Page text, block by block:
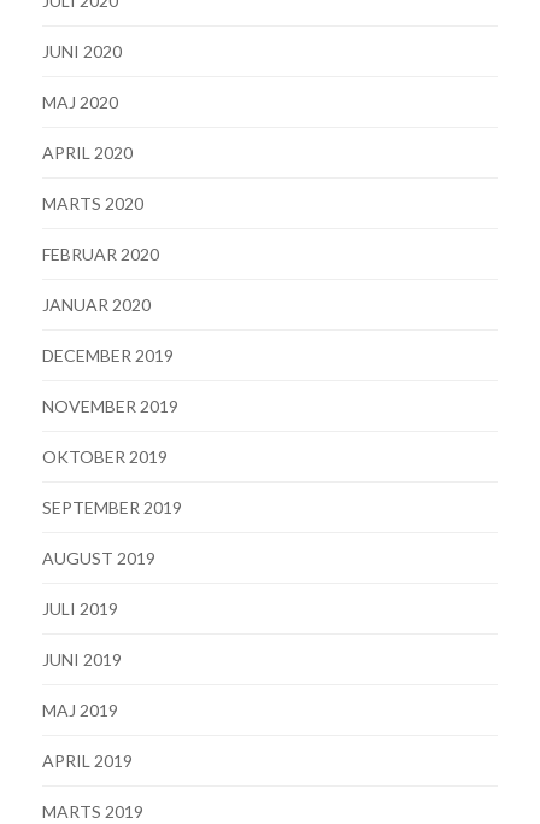
JUNI 2020
MAJ 2020
APRIL 2020
MARTS 2020
FEBRUAR 2020
JANUAR 2020
DECEMBER 2019
NOVEMBER 2019
OKTOBER 2019
SEPTEMBER 2019
AUGUST 2019
JULI 2019
JUNI 2019
MAJ 2019
APRIL 2019
MARTS 2019